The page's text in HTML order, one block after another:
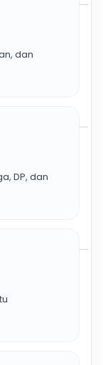
dan
DP, dan